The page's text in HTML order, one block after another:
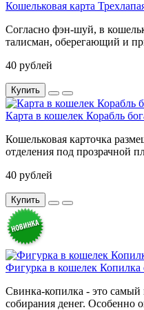
Кошельковая карта
Согласно фэн-шуй, в
талисман, оберегающий и
40 рублей
Купить
Карта в кошелек Корабль
Кошельковая карточка
отделения под прозрачной
40 рублей
Купить
Фигурка в кошелек Копилка
Свинка-копилка - это
собирания денег. Особенно